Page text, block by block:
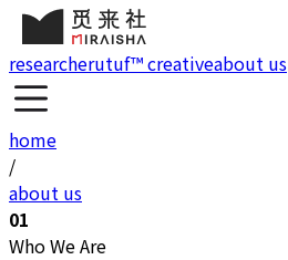
researcherutuf™ creativeabout us
home
/
about us
01
Who We Are